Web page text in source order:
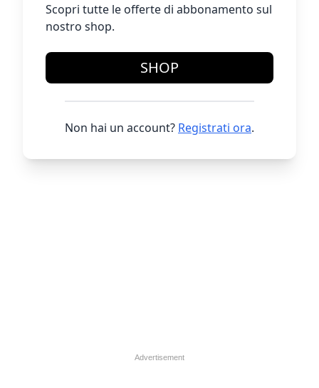
Scopri tutte le offerte di abbonamento sul
nostro shop.
SHOP
Non hai un account? Registrati ora.